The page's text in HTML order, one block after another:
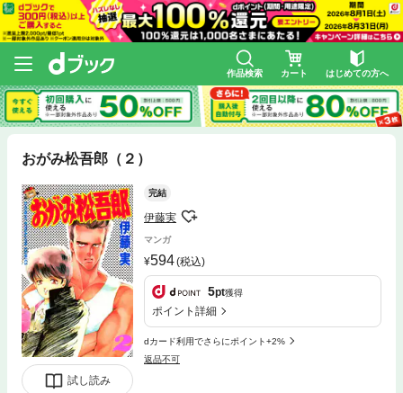
作品検索 カート はじめての方へ
おがみ松吾郎（２）
試し読み
完結
伊藤実
マンガ
594(税込)
5pt獲得
ポイント詳細
dカード利用でさらにポイント+2%
返品不可